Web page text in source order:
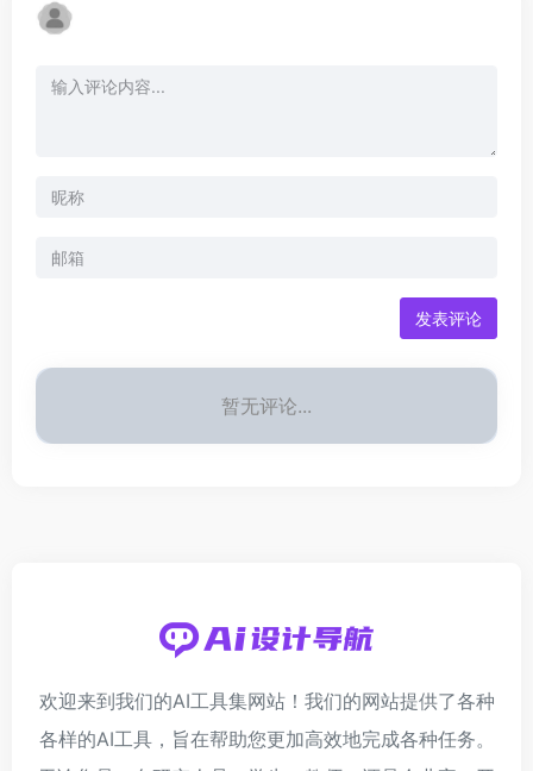
发表评论
暂无评论...
欢迎来到我们的AI工具集网站！我们的网站提供了各种
各样的AI工具，旨在帮助您更加高效地完成各种任务。